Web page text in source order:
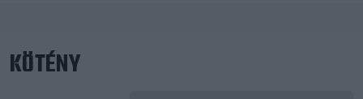
KÖTÉNY